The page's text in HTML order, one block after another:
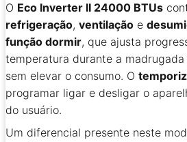
O Eco Inverter II 24000 BTUs
refrigeração, ventilação e
função dormir, que ajusta
temperatura durante a
sem elevar o consumo. O
programar ligar e desligar o
do usuário.
Um diferencial presente neste